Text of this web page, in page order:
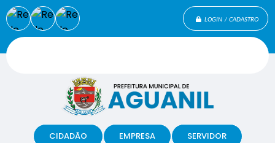
LOGIN / CADASTRO
CIDADÃO EMPRESA SERVIDOR